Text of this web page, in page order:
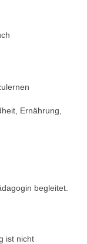
Ernährung,
begleitet.
ist nicht